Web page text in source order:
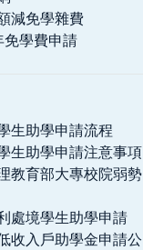
減免學雜費
學費申請
生助學申請流程
生助學申請注意事項
教育部大專校院弱勢
處境學生助學申請
收入戶助學金申請公